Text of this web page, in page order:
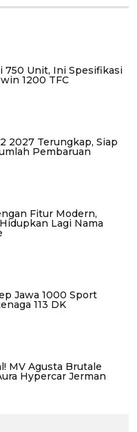
750 Unit, Ini Spesifikasi
1200 TFC
2027 Terungkap, Siap
Pembaruan
Fitur Modern,
Lagi Nama
Jawa 1000 Sport
113 DK
MV Agusta Brutale
Hypercar Jerman